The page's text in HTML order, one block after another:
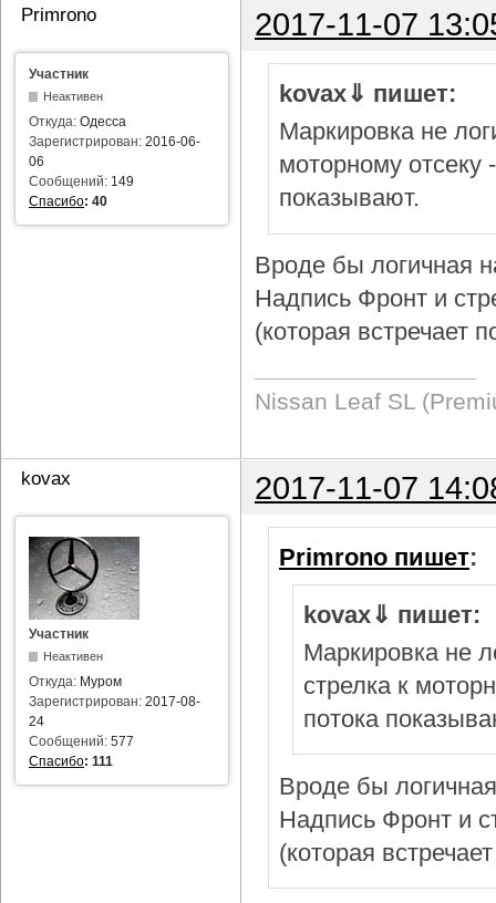
Primrono 2017-11-07
Участник
Неактивен
Откуда: Одесса
Зарегистрирован: 2016-06-
06
Сообщений: 149
Спасибо: 40
kovax⇓ пишет:
Маркировка не
моторному отсеку
показывают.
Вроде бы логичная
Надпись Фронт и
(которая встречает
Nissan Leaf SL
kovax 2017-11-07
Участник
Неактивен
Откуда: Муром
Зарегистрирован: 2017-08-
24
Сообщений: 577
Спасибо: 111
Primrono пишет:
kovax⇓ пишет:
Маркировка не
стрелка к
потока
Вроде бы
Надпись Фронт и
(которая